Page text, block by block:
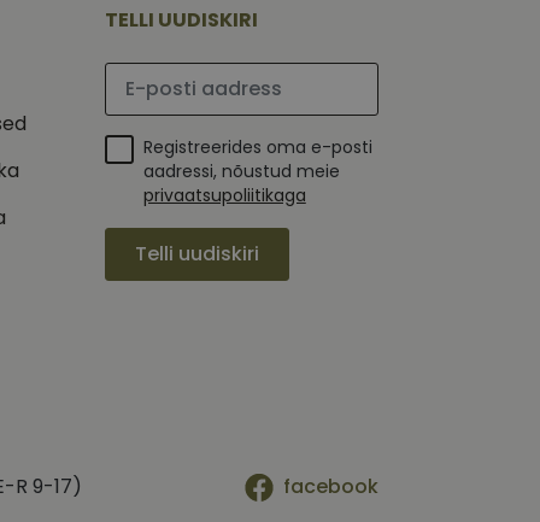
TELLI UUDISKIRI
Palun sisesta e-posti aadress
Registreerides oma e-posti
aadressi, nõustud meie
privaatsupoliitikaga
Telli uudiskiri
R 9-17) facebook
kasutajate
genereeritud
andmete
aadressi
teha kindlaks,
näiteks reaalajas